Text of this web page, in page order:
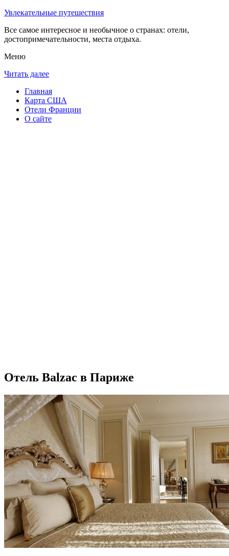
Увлекательные путешествия
Все самое интересное и необычное о странах: отели,
достопримечательности, места отдыха.
Меню
Читать далее
Главная
Карта США
Отели Франции
О сайте
Отель Balzac в Париже